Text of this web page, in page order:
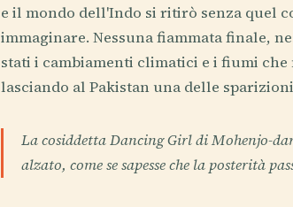
e il mondo dell'Indo si ritirò senza quel
immaginare. Nessuna fiammata finale,
stati i cambiamenti climatici e i fiumi
lasciando al Pakistan una delle
La cosiddetta Dancing Girl di Mohenjo-
alzato, come se sapesse che la posterità